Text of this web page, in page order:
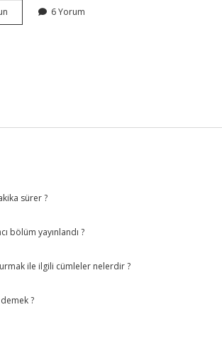
kararı
6 Yorum
sürer ?
bölüm yayınlandı ?
ile ilgili cümleler nelerdir ?
?